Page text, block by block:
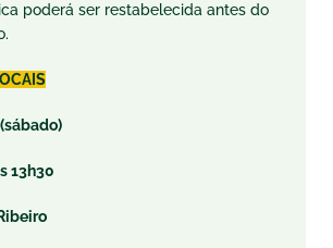
poderá ser restabelecida antes do
13h30